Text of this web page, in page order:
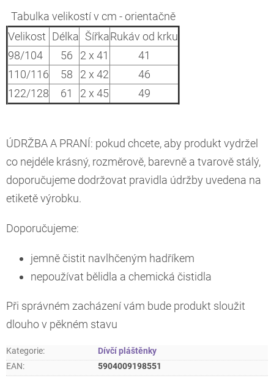
Tabulka velikostí v cm - orientačně
Velikost Délka ŠířkaRukáv od krku
98/104
56 2 x 41
41
110/116
58 2 x 42
46
122/128
61 2 x 45 49
ÚDRŽBA A PRANÍ: pokud chcete, aby produkt vydržel
co nejdéle krásný, rozměrově, barevně a tvarově stálý,
doporučujeme dodržovat pravidla údržby uvedena na
etiketě výrobku.
Doporučujeme:
jemně čistit navlhčeným hadříkem
nepoužívat bělidla a chemická čistidla
Při správném zacházení vám bude produkt sloužit
dlouho v pěkném stavu
Kategorie:
Dívčí pláštěnky
EAN:
5904009198551